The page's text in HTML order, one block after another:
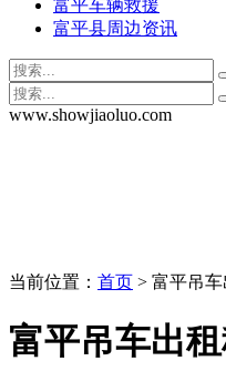
富平车辆救援
富平县周边资讯
www.showjiaoluo.com
当前位置： 首页 > 富平吊
富平吊车出